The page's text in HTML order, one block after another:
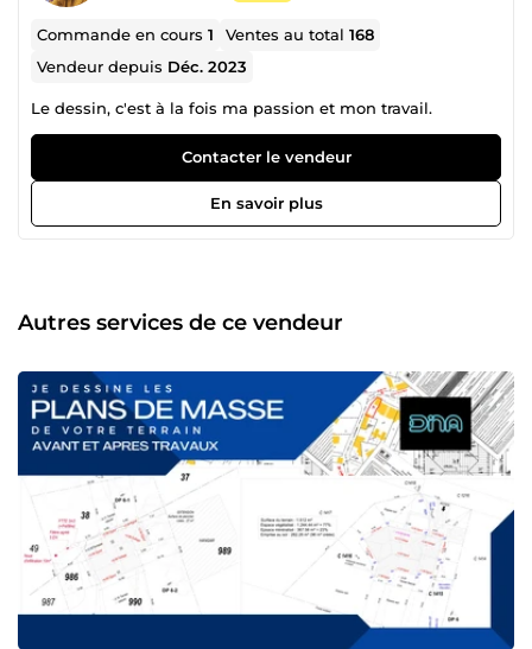
Commande en cours1 Ventes au total168
Vendeur depuis Déc. 2023
Le dessin, c'est à la fois ma passion et mon travail.
Contacter le vendeur
En savoir plus
Autres services de ce vendeur